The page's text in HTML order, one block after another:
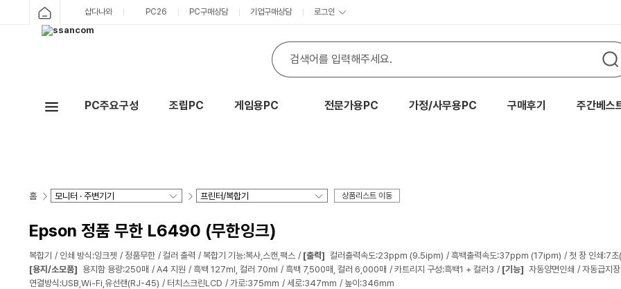
샵다나와 PC26 PC구매상담 기업구매상담 로그인
PC주요구성 조립PC 게임용PC 전문가용PC 가정/사무용PC 구매후기 주간베스
홈 상품리스트 이동
Epson 정품 무한 L6490 (무한잉크)
복합기 인쇄 방식:잉크젯 정품무한 컬러 출력 복합기 기능:복사,스캔,팩스 [출력] 컬러출력속도:23ppm (9.5ipm) 흑백출력속도:37ppm (17ipm) 첫 장 인쇄:7초
[용지/소모품] 용지함 용량:250매 A4 지원 흑백 127ml, 컬러 70ml 흑백 7,500매, 컬러 6,000매 카트리지 구성:흑백1 + 컬러3 [기능] 자동양면인쇄 자동급지
연결방식:USB,Wi-Fi,유선랜(RJ-45)
터치스크린LCD 가로:375mm 세로:347mm 높이:346mm